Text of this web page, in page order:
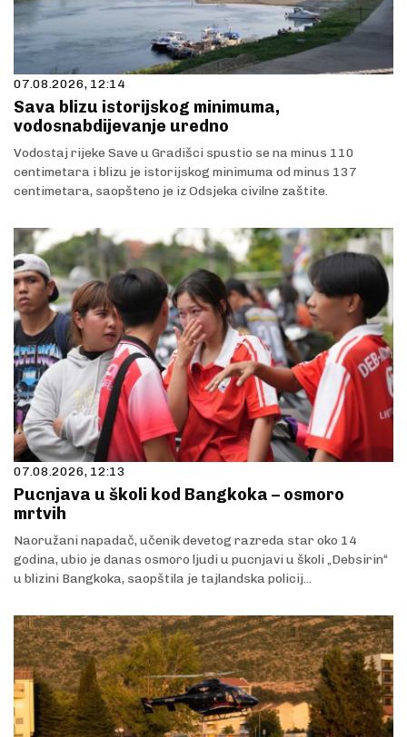
07.08.2026, 12:14
Sava blizu istorijskog minimuma,
vodosnabdijevanje uredno
Vodostaj rijeke Save u Gradišci spustio se na minus 110
centimetara i blizu je istorijskog minimuma od minus 137
centimetara, saopšteno je iz Odsjeka civilne zaštite.
07.08.2026, 12:13
Pucnjava u školi kod Bangkoka – osmoro
mrtvih
Naoružani napadač, učenik devetog razreda star oko 14
godina, ubio je danas osmoro ljudi u pucnjavi u školi „Debsirin“
u blizini Bangkoka, saopštila je tajlandska policij...